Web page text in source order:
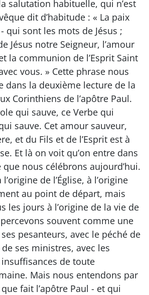
salutation habituelle, qui n’est
dit d’habitude : « La paix
qui sont les mots de Jésus ;
Jésus notre Seigneur, l’amour
la communion de l’Esprit Saint
vous. » Cette phrase nous
dans la deuxième lecture de la
Corinthiens de l’apôtre Paul.
qui sauve, ce Verbe qui
sauve. Cet amour sauveur,
et du Fils et de l’Esprit est à
Et là on voit qu’on entre dans
que nous célébrons aujourd’hui.
de l’Église, à l’origine
au point de départ, mais
les jours à l’origine de la vie de
percevons souvent comme une
pesanteurs, avec le péché de
ses ministres, avec les
de toute
Mais nous entendons par
fait l’apôtre Paul - et qui